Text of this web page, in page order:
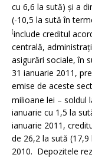
cu 6,6 la sută) şi a
(-10,5 la sută în
(include creditul
centrală,
asigurări sociale, în
31 ianuarie 2011,
emise de aceste
milioane lei – soldul
ianuarie cu 1,5 la
ianuarie 2011,
de 26,2 la sută
2010. Depozitele